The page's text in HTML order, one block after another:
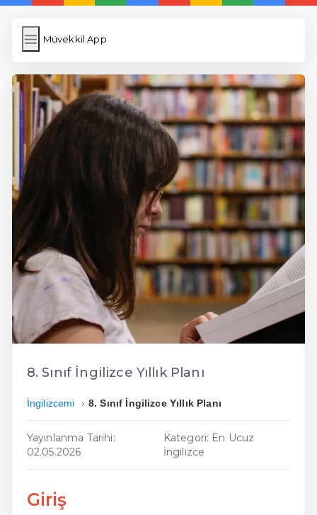
Müvekkil App
Müvekkil App
Resim Yükle
Wordpress Cache
5 Günde İngilizce
İngilizce
Dil Eğitimi
En Hızlı İngilizce
En Kolay İngilizce
En Ucuz İngilizce
En Uygun İngilizce
Hızlı İngilizce
8. Sınıf İngilizce Yıllık Planı
İngilizcemi 8. Sınıf İngilizce Yıllık Planı
Yayınlanma Tarihi:
02.05.2026
Kategori: En Ucuz
İngilizce
Giriş